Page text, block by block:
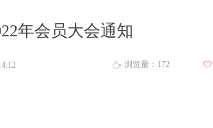
年会员大会通知
ꄘ 浏览量： 172 ꄀ